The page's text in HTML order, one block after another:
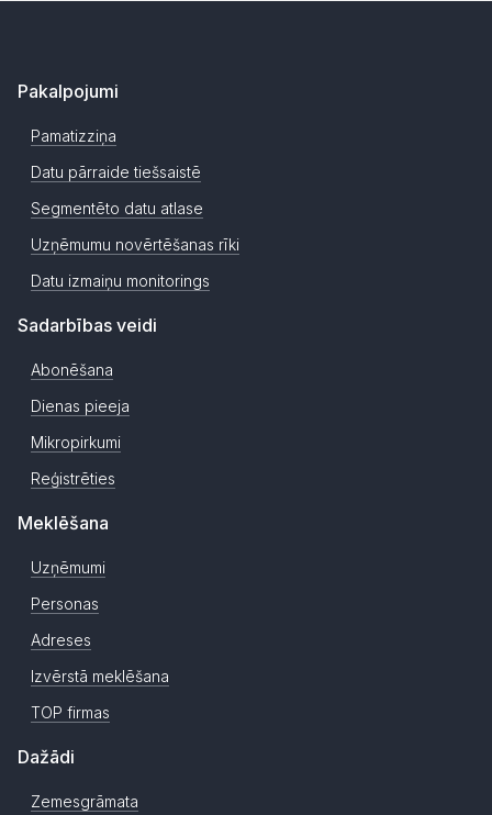
Pakalpojumi
Pamatizziņa
Datu pārraide tiešsaistē
Segmentēto datu atlase
Uzņēmumu novērtēšanas rīki
Datu izmaiņu monitorings
Sadarbības veidi
Abonēšana
Dienas pieeja
Mikropirkumi
Reģistrēties
Meklēšana
Uzņēmumi
Personas
Adreses
Izvērstā meklēšana
TOP firmas
Dažādi
Zemesgrāmata